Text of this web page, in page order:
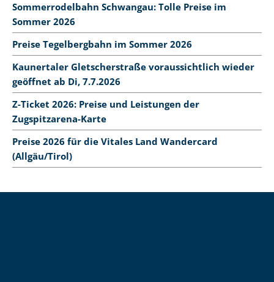
Sommerrodelbahn Schwangau: Tolle Preise im
Sommer 2026
Preise Tegelbergbahn im Sommer 2026
Kaunertaler Gletscherstraße voraussichtlich wieder
geöffnet ab Di, 7.7.2026
Z-Ticket 2026: Preise und Leistungen der
Zugspitzarena-Karte
Preise 2026 für die Vitales Land Wandercard
(Allgäu/Tirol)